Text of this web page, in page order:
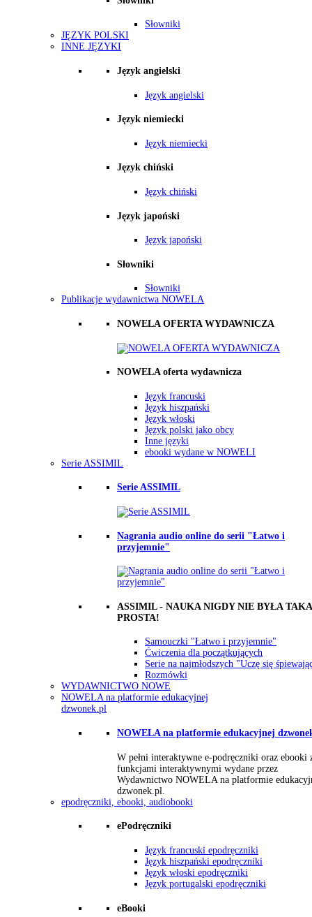
Słowniki
JĘZYK POLSKI
INNE JĘZYKI
Język angielski
Język angielski
Język niemiecki
Język niemiecki
Język chiński
Język chiński
Język japoński
Język japoński
Słowniki
Słowniki
Publikacje wydawnictwa NOWELA
NOWELA OFERTA WYDAWNICZA
NOWELA oferta wydawnicza
Język francuski
Język hiszpański
Język włoski
Język polski jako obcy
Inne języki
ebooki wydane w NOWELI
Serie ASSIMIL
Serie ASSIMIL
Nagrania audio online do serii "Łatwo i
przyjemnie"
ASSIMIL - NAUKA NIGDY NIE BYŁA TAKA
PROSTA!
Samouczki "Łatwo i przyjemnie"
Ćwiczenia dla początkujących
Serie na najmłodszych "Uczę się
Rozmówki
WYDAWNICTWO NOWE
NOWELA na platformie edukacyjnej
dzwonek.pl
NOWELA na platformie edukacyjnej
W pełni interaktywne e-podręczniki oraz ebooki
funkcjami interaktywnymi wydane przez
Wydawnictwo NOWELA na platformie
dzwonek.pl.
epodręczniki, ebooki, audiobooki
ePodręczniki
Język francuski epodręczniki
Język hiszpański epodręczniki
Język włoski epodręczniki
Język portugalski epodręczniki
eBooki